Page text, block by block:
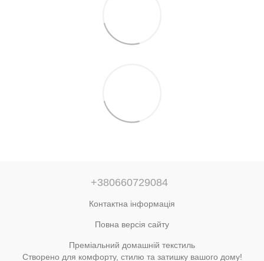
+380660729084
Контактна інформація
Повна версія сайту
Преміальний домашній текстиль
Створено для комфорту, стилю та затишку вашого дому!